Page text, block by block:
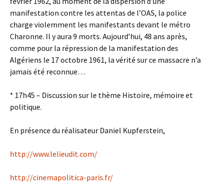
manifestation contre les attentas de l’OAS, la police
charge violemment les manifestants devant le métro
Charonne. Il y aura 9 morts. Aujourd’hui, 48 ans après,
comme pour la répression de la manifestation des
Algériens le 17 octobre 1961, la vérité sur ce massacre n’a
jamais été reconnue…
* 17h45 – Discussion sur le thème Histoire, mémoire et
politique.
En présence du réalisateur Daniel Kupferstein,
http://www.lelieudit.com/
http://cinemapolitica-paris.fr/